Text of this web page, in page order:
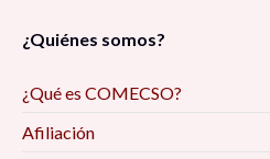
¿Quiénes somos?
¿Qué es COMECSO?
Afiliación